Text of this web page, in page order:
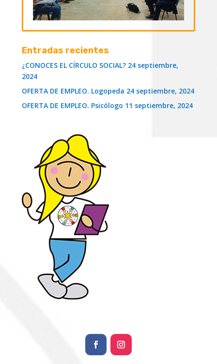
Entradas recientes
¿CONOCES EL CÍRCULO SOCIAL? 24 septiembre,
2024
OFERTA DE EMPLEO. Logopeda 24 septiembre, 2024
OFERTA DE EMPLEO. Psicólogo 11 septiembre, 2024